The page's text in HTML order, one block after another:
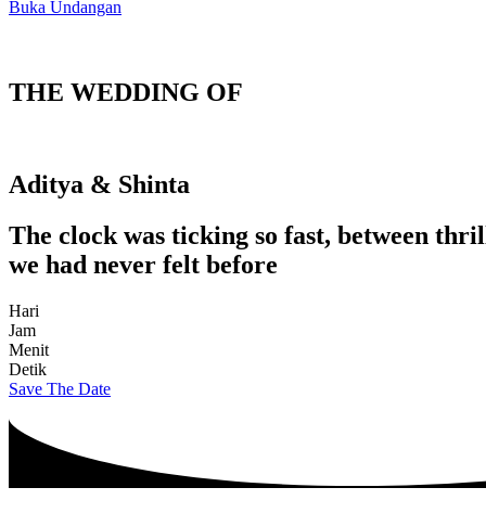
Buka Undangan
THE WEDDING OF
Aditya & Shinta
The clock was ticking so fast, between
we had never felt before
Hari
Jam
Menit
Detik
Save The Date